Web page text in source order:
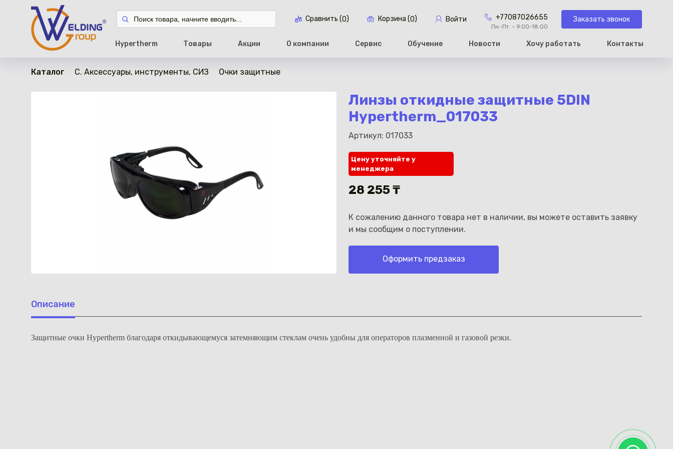
Сравнить (0) Корзина (0) Войти +77087026655
Пн.-Пт. – 9:00-18:00
Заказать звонок
Hypertherm Товары Акции О компании Сервис Обучение Новости Хочу работать Контакты
Каталог C. Аксессуары, инструменты, СИЗ Очки защитные
Линзы откидные защитные 5DIN
Hypertherm_017033
Артикул: 017033
в наличии
Цену уточняйте у
менеджера
28 255 ₸
К сожалению данного товара нет в наличии, вы можете оставить заявку
и мы сообщим о поступлении.
Оформить предзаказ
Описание
Защитные очки Hypertherm благодаря откидывающемуся затемняющим стеклам очень удобны для операторов плазменной и газовой резки.